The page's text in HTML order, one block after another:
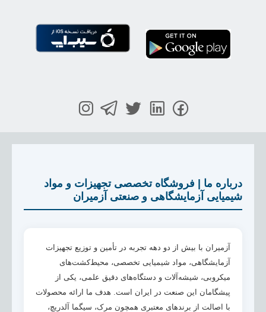
درباره ما | فروشگاه تخصصی تجهیزات و مواد
شیمیایی آزمایشگاهی و صنعتی آزمیران
آزمیران با بیش از دو دهه تجربه در تأمین و توزیع تجهیزات
آزمایشگاهی، مواد شیمیایی تخصصی، محیط‌کشت‌های
میکروبی، شیشه‌آلات و دستگاه‌های دقیق علمی، یکی از
پیشگامان این صنعت در ایران است. هدف ما ارائه محصولات
با اصالت از برندهای معتبری همچون مرک، سیگما آلدریچ،